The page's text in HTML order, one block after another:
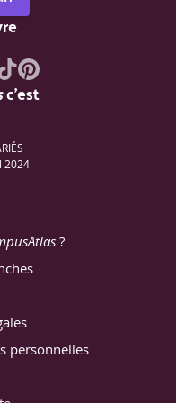
associés -
et outils tierces -
des résultats
qualitative
stratégiques
c'est
2024
?
personnelles